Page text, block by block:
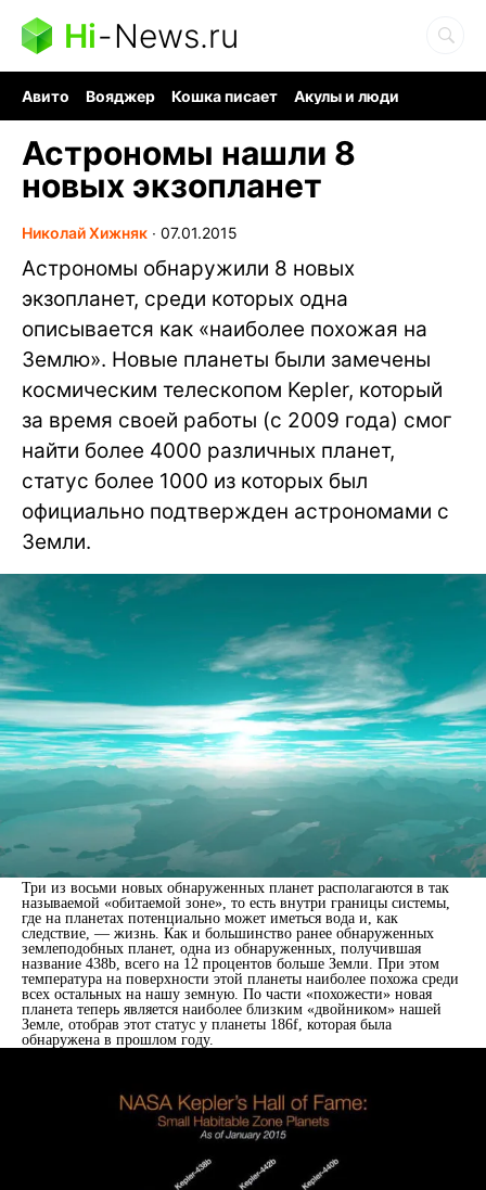
Hi-News.ru
Авито Вояджер Кошка писает
Акулы и люди
Астрономы нашли 8
новых экзопланет
Николай Хижняк ∙ 07.01.2015
Астрономы обнаружили 8 новых
экзопланет, среди которых одна
описывается как «наиболее похожая на
Землю». Новые планеты были замечены
космическим телескопом Kepler, который
за время своей работы (с 2009 года) смог
найти более 4000 различных планет,
статус более 1000 из которых был
официально подтвержден астрономами с
Земли.
Три из восьми новых обнаруженных планет располагаются в так
называемой «обитаемой зоне», то есть внутри границы системы,
где на планетах потенциально может иметься вода и, как
следствие, — жизнь. Как и большинство ранее обнаруженных
землеподобных планет, одна из обнаруженных, получившая
название 438b, всего на 12 процентов больше Земли. При этом
температура на поверхности этой планеты наиболее похожа среди
всех остальных на нашу земную. По части «похожести» новая
планета теперь является наиболее близким «двойником» нашей
Земле, отобрав этот статус у планеты 186f, которая была
обнаружена в прошлом году.